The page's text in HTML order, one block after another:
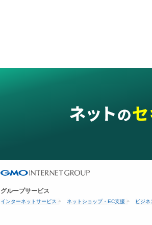
グループサービス
インターネットサービス ネットショップ・EC支援 ビジネ